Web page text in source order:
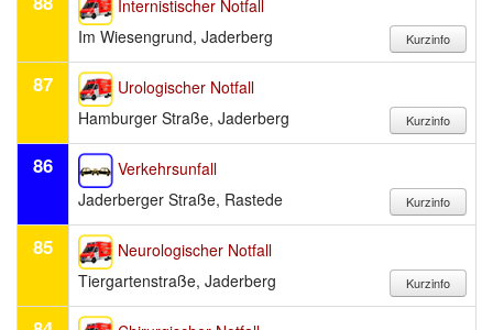
Internistischer Notfall
Im Wiesengrund, Jaderberg
87
Urologischer Notfall
Hamburger Straße, Jaderberg
86
Verkehrsunfall
Jaderberger Straße, Rastede
85
Neurologischer Notfall
Tiergartenstraße, Jaderberg